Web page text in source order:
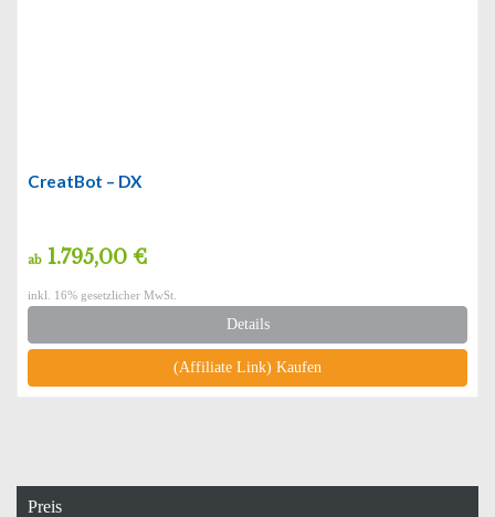
CreatBot – DX
ab 1.795,00 €
inkl. 16% gesetzlicher MwSt.
Details
(Affiliate Link) Kaufen
Preis